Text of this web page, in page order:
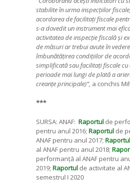
stabilite în urma inspecțiilor
acordarea de facilitați fiscale
s-a dovedit un instrument mai
activitatea de inspecție fiscală și
de măsuri ar trebui avute în
îmbunătățirea condițiilor de
simplificată sau facilitați fiscale cu
perioade mai lungi de plată a
creanțe principale)”, a conchis
***
SURSA: ANAF: Raportul de
pentru anul 2016; Raportul de
ANAF pentru anul 2017; Raportul
al ANAF pentru anul 2018;
performanță al ANAF pentru
2019; Raportul de activitate al
semestrul I 2020